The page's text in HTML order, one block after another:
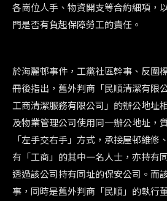
各崗位人手、物資開支等合約細項，
門是否有負起保障勞工的責任。
於海麗邨事件，工黨社區幹事、反圍
冊後指出，舊外判商「民順清潔有限
工商清潔服務有限公司」的辦公地址
及物業管理公司使用同一辦公地址，
「左手交右手」方式，承接屋邨維修
有「工商」的其中一名人士，亦持有
透過該公司持有同址的保安公司。而
事，同時是舊外判商「民順」的執行